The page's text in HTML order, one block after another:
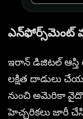
ఎన్‌ఫోర్స్‌మెంట్
ఇరాన్ డిజిటల్ ఆస్తి
లక్షిత దాడులు
నుంచి అమెరికా
హెచ్చరికలు జారీ